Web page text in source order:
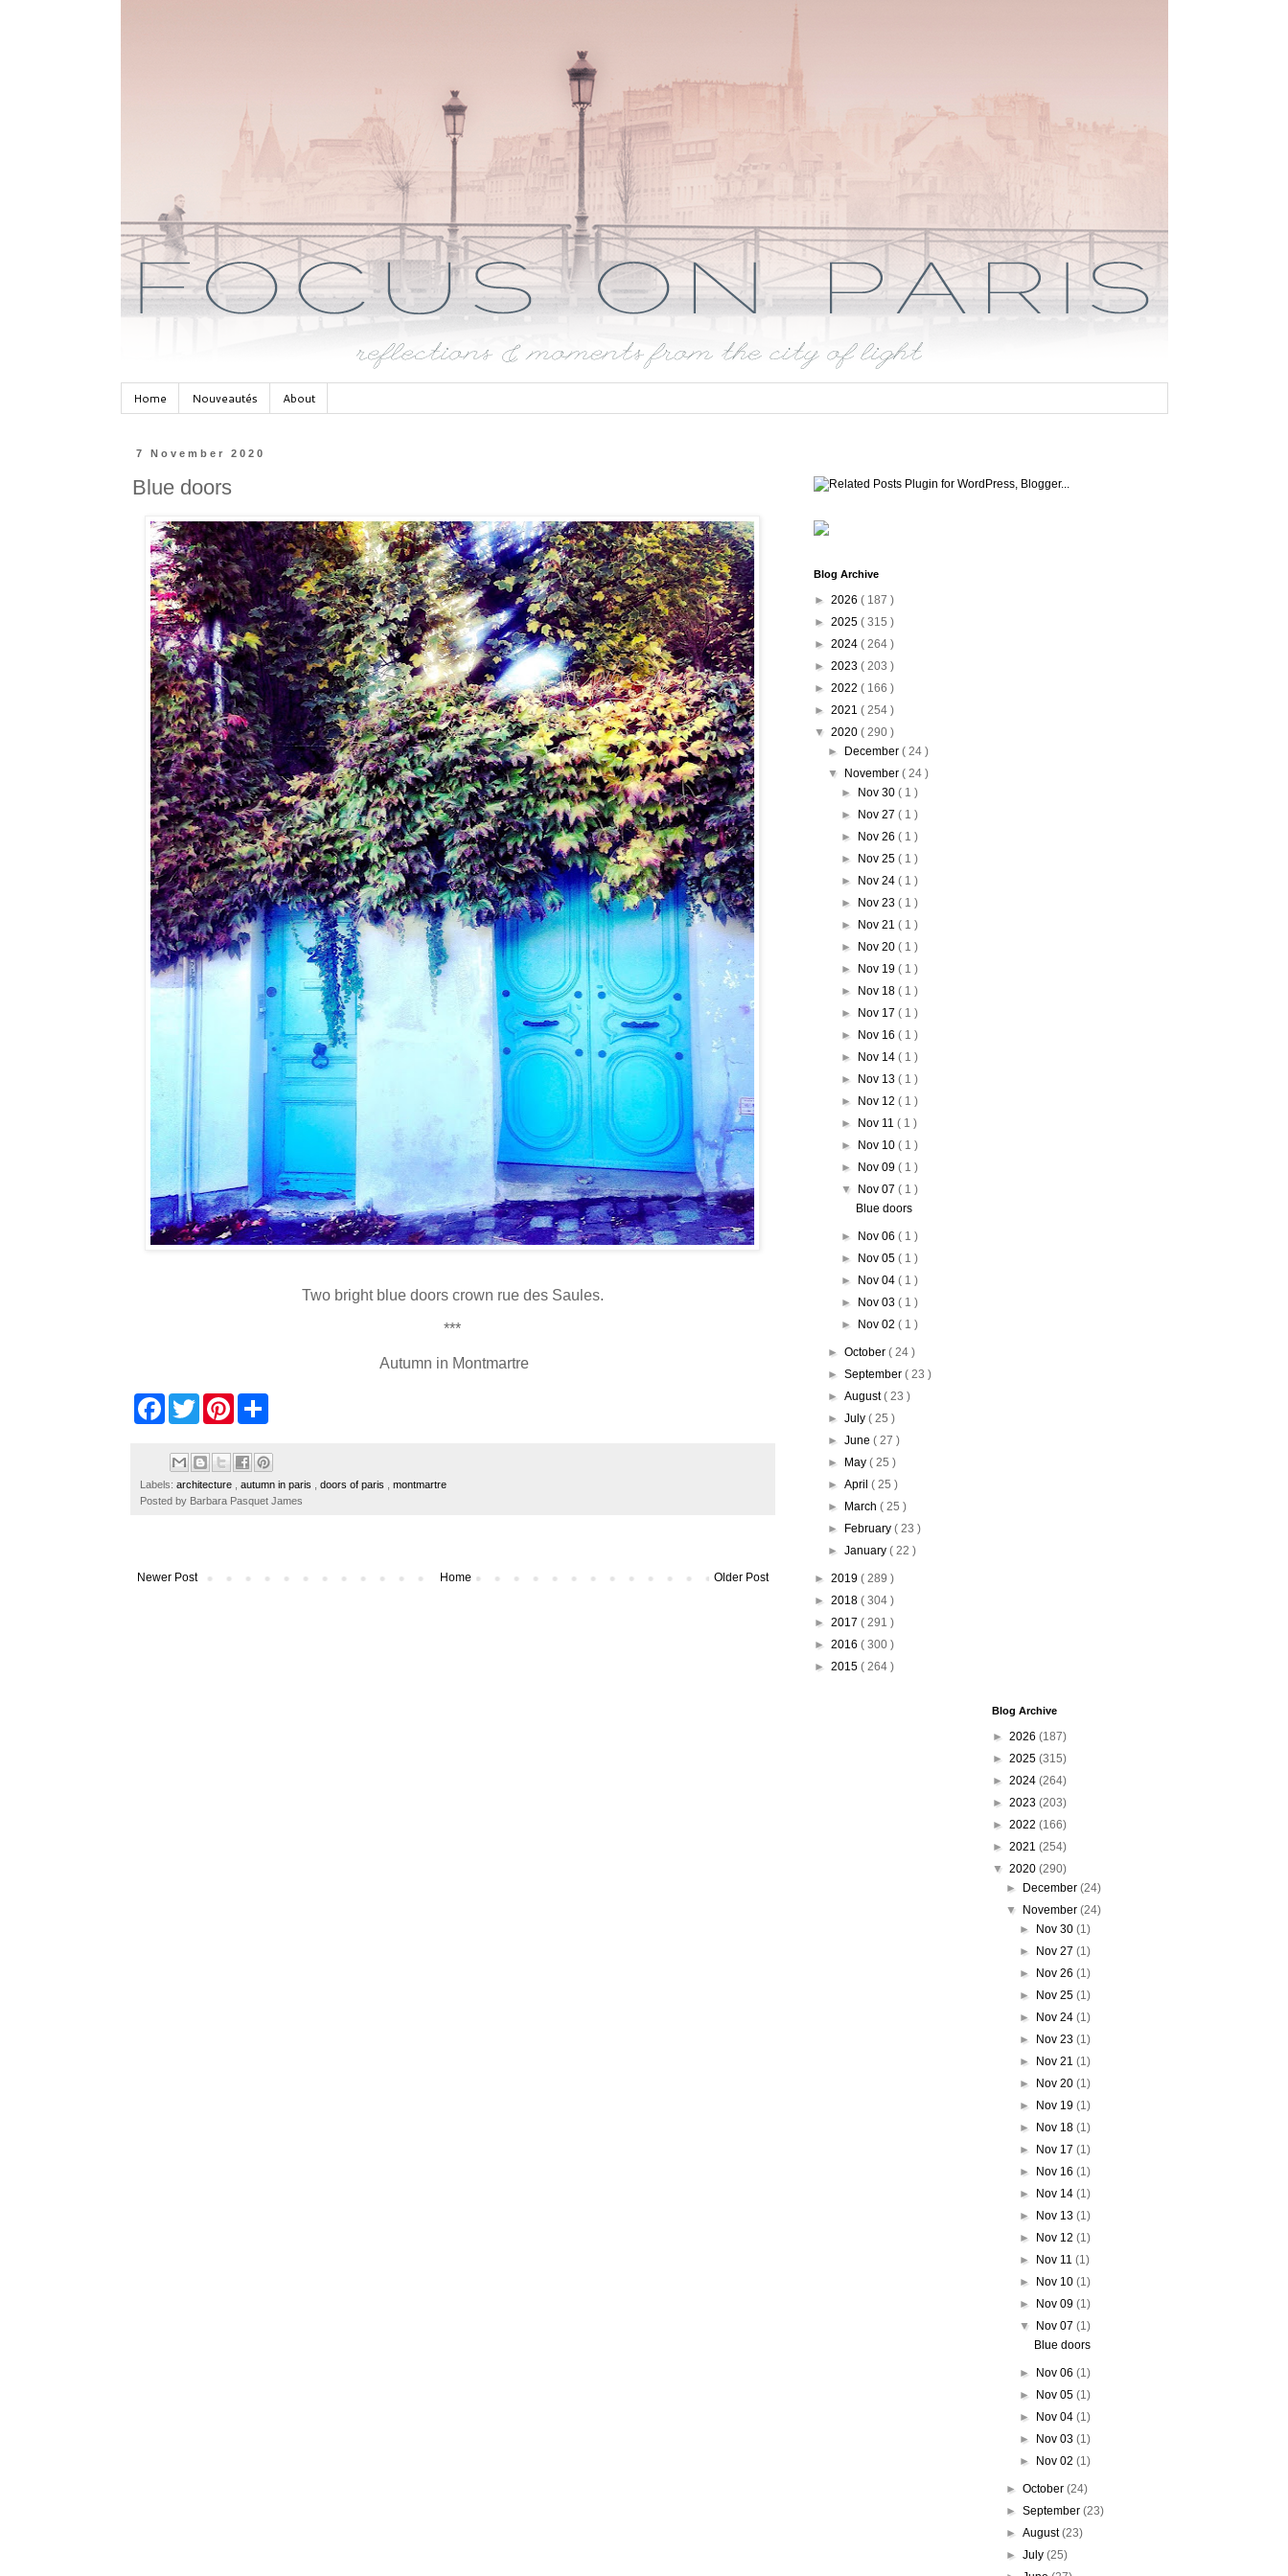
Home Nouveautés About
7 November 2020
Blue doors
Two bright blue doors crown rue des Saules.
***
Autumn in Montmartre
F
o
k
T
w
t
r
P
e
s
S
e
Labels: architecture autumn in paris doors of paris
montmartre
Posted by Barbara Pasquet James
Newer Post Older Post
Home
Blog Archive
► 2026 ( 187 )
► 2025 ( 315 )
► 2024 ( 264 )
► 2023 ( 203 )
► 2022 ( 166 )
► 2021 ( 254 )
▼ 2020 ( 290 )
►
December ( 24 )
▼
November ( 24 )
►
Nov 30( 1 )
►
Nov 27( 1 )
►
Nov 26( 1 )
►
Nov 25( 1 )
►
Nov 24( 1 )
►
Nov 23( 1 )
►
Nov 21( 1 )
►
Nov 20( 1 )
►
Nov 19( 1 )
►
Nov 18( 1 )
►
Nov 17( 1 )
►
Nov 16( 1 )
►
Nov 14( 1 )
►
Nov 13( 1 )
►
Nov 12( 1 )
►
Nov 11( 1 )
►
Nov 10( 1 )
►
Nov 09( 1 )
▼
Nov 07( 1 )
Blue doors
► Nov 06( 1 )
►
Nov 05( 1 )
►
Nov 04( 1 )
►
Nov 03( 1 )
►
Nov 02( 1 )
► October ( 24 )
► September ( 23 )
► August( 23 )
► July ( 25 )
► June ( 27 )
►
May ( 25 )
► April ( 25 )
►
March ( 25 )
►
February ( 23 )
► January ( 22 )
► 2019 ( 289 )
► 2018 ( 304 )
► 2017 ( 291 )
► 2016 ( 300 )
► 2015 ( 264 )
Blog Archive
► 2026 (187)
► 2025 (315)
► 2024 (264)
► 2023 (203)
► 2022 (166)
► 2021 (254)
▼ 2020 (290)
►
December (24)
▼
November (24)
►
Nov 30(1)
►
Nov 27(1)
►
Nov 26(1)
►
Nov 25(1)
►
Nov 24(1)
►
Nov 23(1)
►
Nov 21(1)
►
Nov 20(1)
►
Nov 19(1)
►
Nov 18(1)
►
Nov 17(1)
►
Nov 16(1)
►
Nov 14(1)
►
Nov 13(1)
►
Nov 12(1)
►
Nov 11(1)
►
Nov 10(1)
►
Nov 09(1)
▼
Nov 07(1)
Blue doors
► Nov 06(1)
►
Nov 05(1)
►
Nov 04(1)
►
Nov 03(1)
►
Nov 02(1)
► October (24)
► September (23)
► August(23)
► July (25)